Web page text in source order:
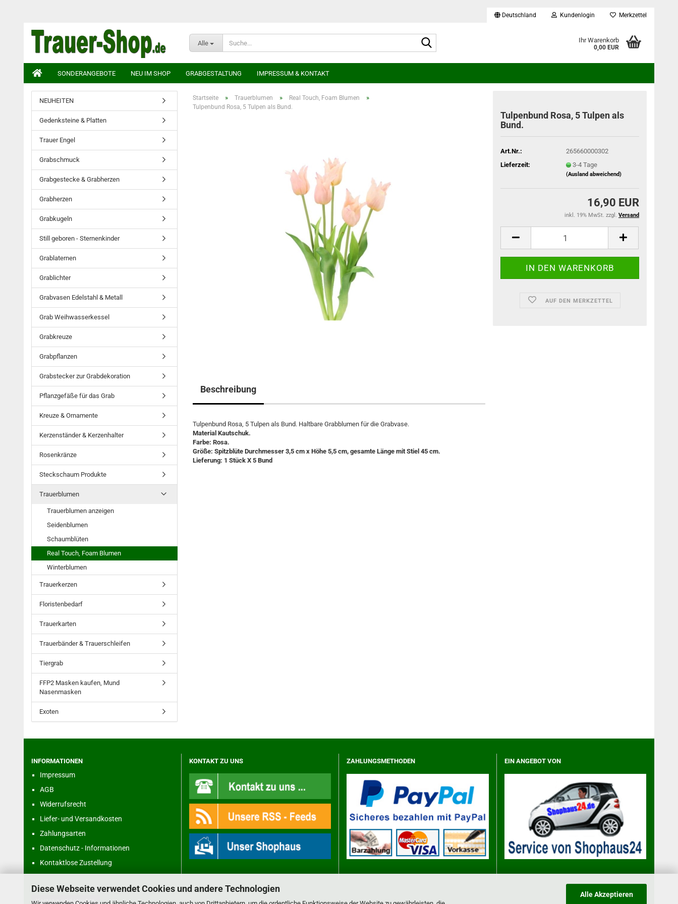
Diese Webseite verwendet Cookies und andere Technologien
Alle Akzeptieren
Deutschland Kundenlogin Merkzettel
Alle Ihr Warenkorb
0,00 EUR
SONDERANGEBOTE NEU IM SHOP GRABGESTALTUNG IMPRESSUM & KONTAKT
Startseite » Trauerblumen » Real Touch, Foam Blumen »
Tulpenbund Rosa, 5 Tulpen als Bund.
Tulpenbund Rosa, 5 Tulpen als
Bund.
Art.Nr.:
265660000302
Lieferzeit:
3-4 Tage
(Ausland abweichend)
16,90 EUR
inkl. 19% MwSt. zzgl. Versand
AUF DEN MERKZETTEL
Beschreibung
Tulpenbund Rosa, 5 Tulpen als Bund. Haltbare Grabblumen für die Grabvase.
Material Kautschuk.
Farbe: Rosa.
Größe: Spitzblüte Durchmesser 3,5 cm x Höhe 5,5 cm, gesamte Länge mit Stiel 45 cm.
Lieferung: 1 Stück X 5 Bund
NEUHEITEN
Gedenksteine & Platten
Trauer Engel
Grabschmuck
Grabgestecke & Grabherzen
Grabherzen
Grabkugeln
Still geboren - Sternenkinder
Grablaternen
Grablichter
Grabvasen Edelstahl & Metall
Grab Weihwasserkessel
Grabkreuze
Grabpflanzen
Grabstecker zur Grabdekoration
Pflanzgefäße für das Grab
Kreuze & Ornamente
Kerzenständer & Kerzenhalter
Rosenkränze
Steckschaum Produkte
Trauerblumen
Trauerblumen anzeigen
Seidenblumen
Schaumblüten
Real Touch, Foam Blumen
Winterblumen
Trauerkerzen
Floristenbedarf
Trauerkarten
Trauerbänder & Trauerschleifen
Tiergrab
FFP2 Masken kaufen, Mund
Nasenmasken
Exoten
INFORMATIONEN
Impressum
AGB
Widerrufsrecht
Liefer- und Versandkosten
Zahlungsarten
Datenschutz - Informationen
Kontaktlose Zustellung
KONTAKT ZU UNS ZAHLUNGSMETHODEN EIN ANGEBOT VON
Vertrag widerrufen